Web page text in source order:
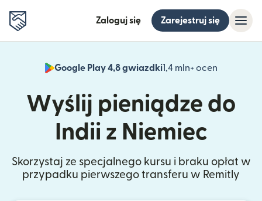
Zaloguj się Zarejestruj się
Google Play 4,8 gwiazdki1,4 mln+ ocen
(otwiera
Wyślij pieniądze do
Indii z Niemiec
Skorzystaj ze specjalnego kursu i braku opłat w
przypadku pierwszego transferu w Remitly